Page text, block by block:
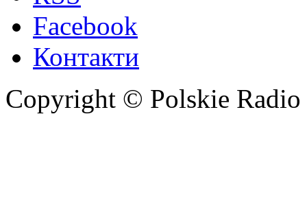
Facebook
Контакти
Copyright © Polskie